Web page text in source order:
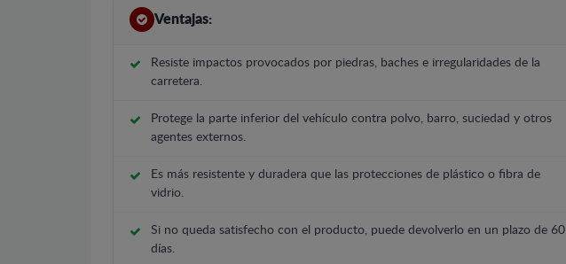
Ventajas:
Resiste impactos provocados por piedras, baches e irregularidades de la
carretera.
Protege la parte inferior del vehículo contra polvo, barro, suciedad y otros
agentes externos.
Es más resistente y duradera que las protecciones de plástico o fibra de
vidrio.
Si no queda satisfecho con el producto, puede devolverlo en un plazo de 60
días.